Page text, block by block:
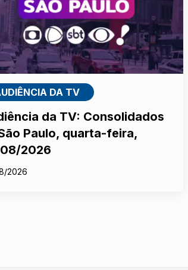
DA TV
da TV: Consolidados
Paulo, quarta-feira,
2026
2026